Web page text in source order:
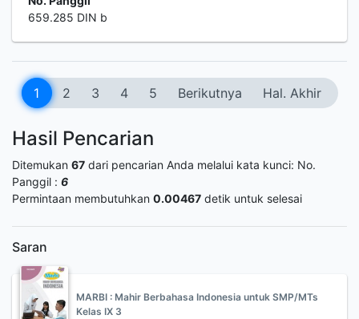
659.285 DIN b
1 2 3 4 5 Berikutnya Hal. Akhir
Hasil Pencarian
Ditemukan 67 dari pencarian Anda melalui kata kunci: No.
Panggil : 6
Permintaan membutuhkan 0.00467 detik untuk selesai
Saran
MARBI : Mahir Berbahasa Indonesia untuk SMP/MTs
Kelas IX 3